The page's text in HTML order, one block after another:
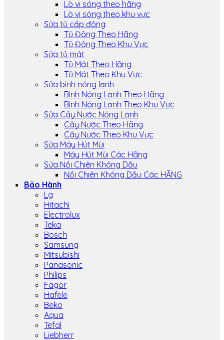
Lò vi sóng theo hãng
Lò vi sóng theo khu vực
Sửa tủ cấp đông
Tủ Đông Theo Hãng
Tủ Đông Theo Khu Vực
Sửa tủ mát
Tủ Mát Theo Hãng
Tủ Mát Theo Khu Vực
Sửa bình nóng lạnh
Bình Nóng Lạnh Theo Hãng
Bình Nóng Lạnh Theo Khu Vực
Sửa Cây Nước Nóng Lạnh
Cây Nước Theo Hãng
Cây Nước Theo Khu Vực
Sửa Máy Hút Mùi
Máy Hút Mùi Các Hãng
Sửa Nồi Chiên Không Dầu
Nồi Chiên Không Dầu Các HÃNG
Bảo Hành
Lg
Hitachi
Electrolux
Teka
Bosch
Samsung
Mitsubishi
Panasonic
Philips
Fagor
Hafele
Beko
Aqua
Tefal
Liebherr